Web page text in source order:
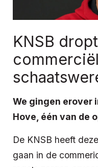
KNSB
We gingen erover
Hove, één van de
De KNSB heeft
gaan in de